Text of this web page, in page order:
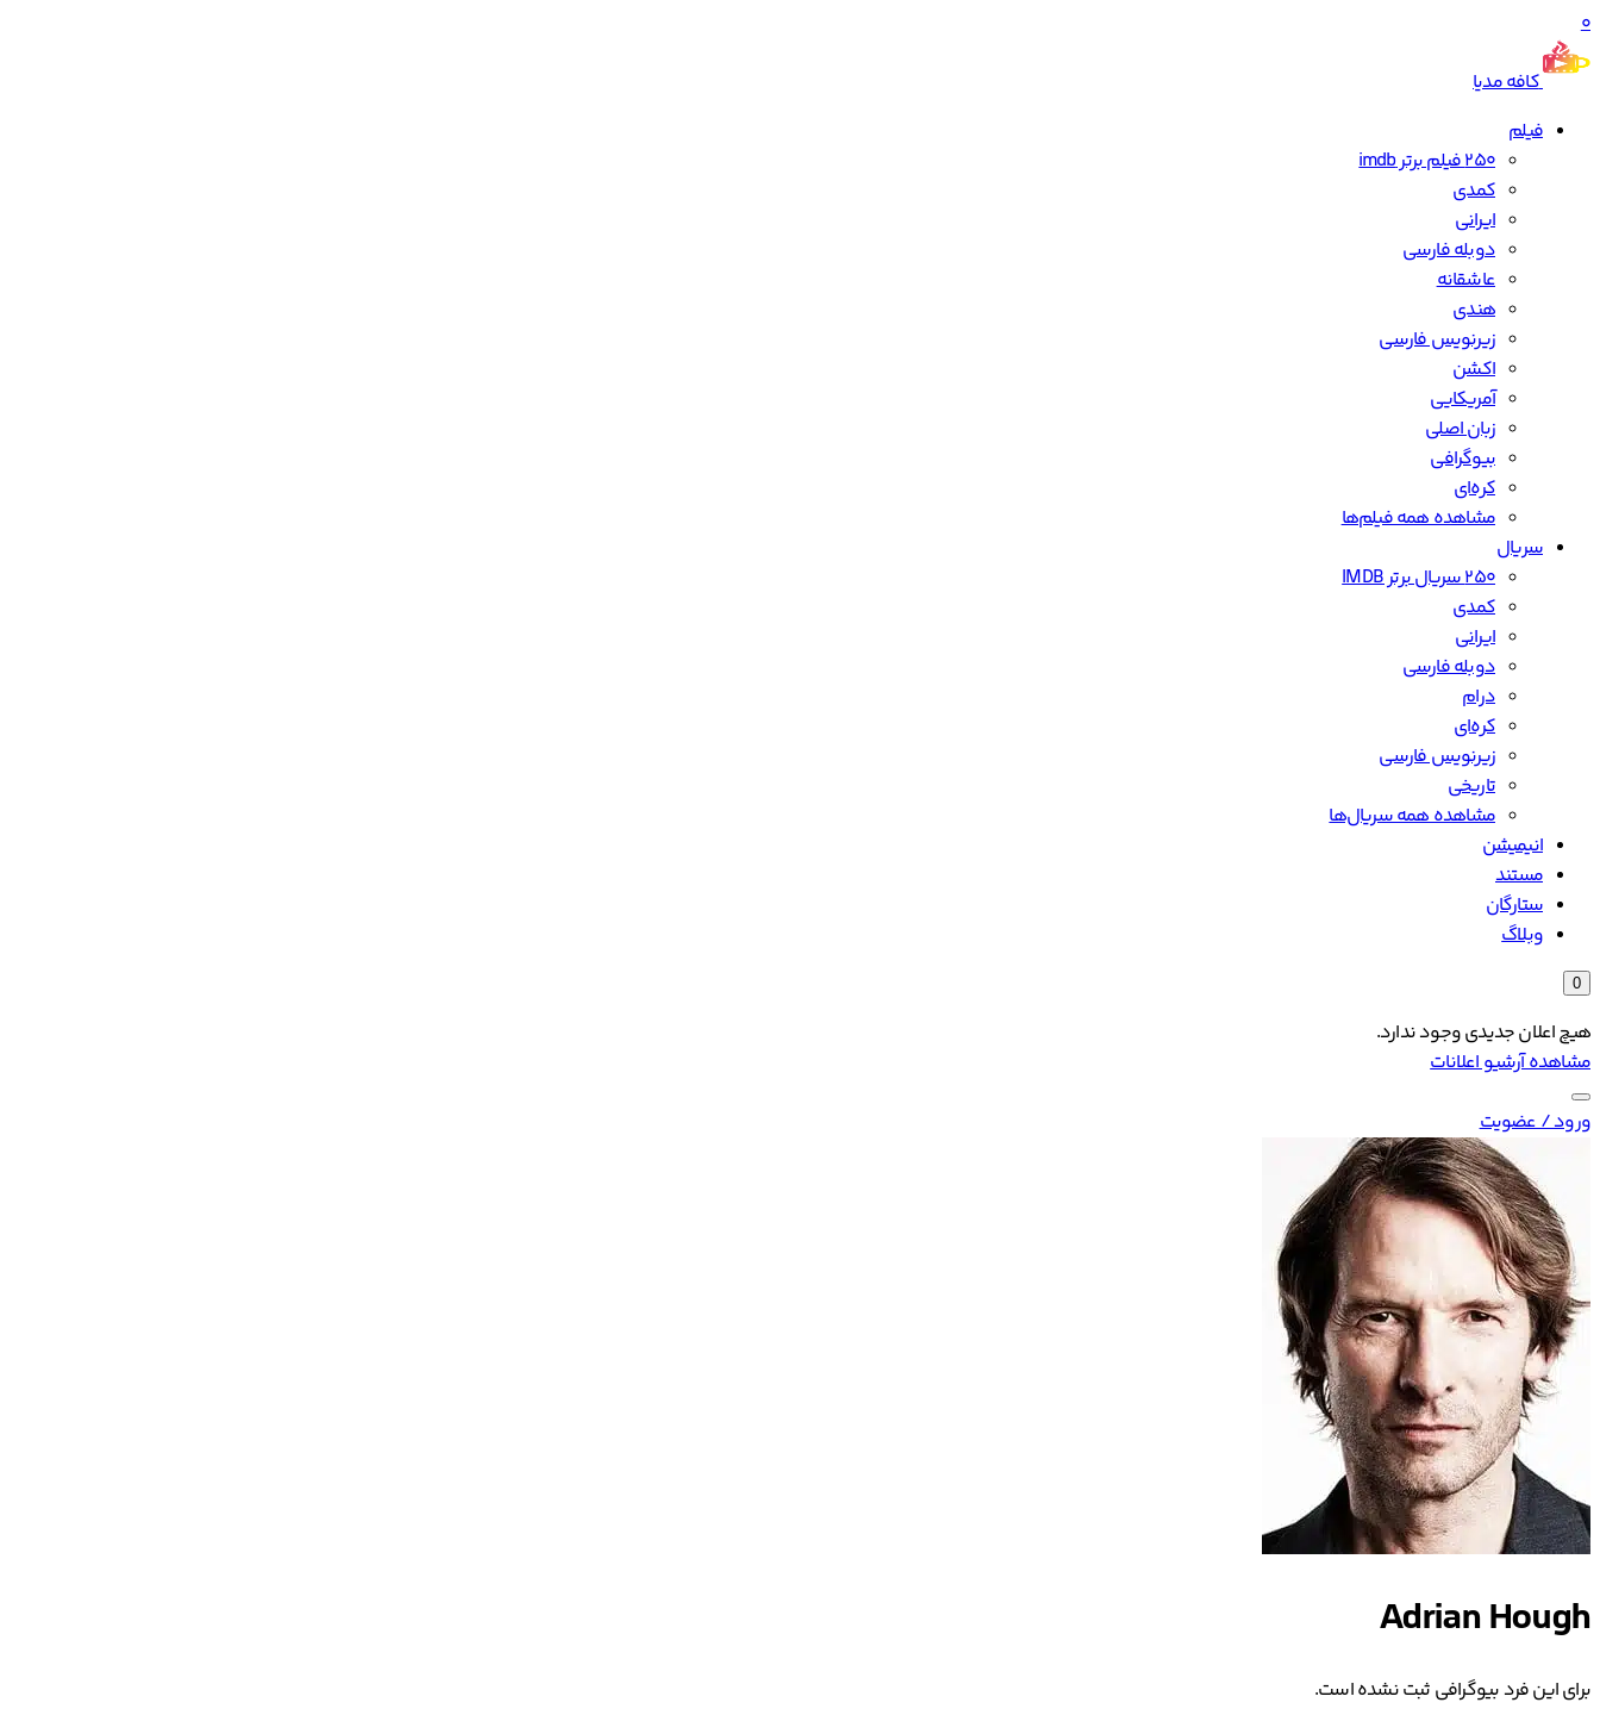
0
کافه مدیا
فیلم
250 فیلم برتر imdb
کمدی
ایرانی
دوبله فارسی
عاشقانه
هندی
زیرنویس فارسی
اکشن
آمریکایی
زبان اصلی
بیوگرافی
کره‌ای
مشاهده همه فیلم‌ها
سریال
۲۵۰ سریال برتر IMDB
کمدی
ایرانی
دوبله فارسی
درام
کره‌ای
زیرنویس فارسی
تاریخی
مشاهده همه سریال‌ها
انیمیشن
مستند
ستارگان
وبلاگ
0
هیچ اعلان جدیدی وجود ندارد.
مشاهده آرشیو اعلانات
ورود / عضویت
Adrian Hough
برای این فرد بیوگرافی ثبت نشده است.